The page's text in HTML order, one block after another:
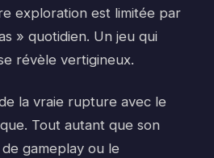
exploration est limitée par
» quotidien. Un jeu qui
révèle vertigineux.
la vraie rupture avec le
Tout autant que son
gameplay ou le